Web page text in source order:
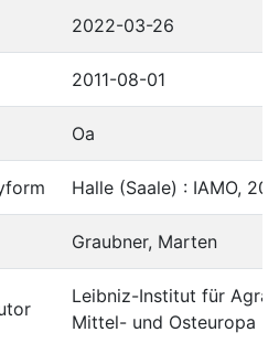
2022-03-26
2011-08-01
Oa
Halle (Saale) : IAMO,
Graubner, Marten
Leibniz-Institut für
Mittel- und Osteuropa